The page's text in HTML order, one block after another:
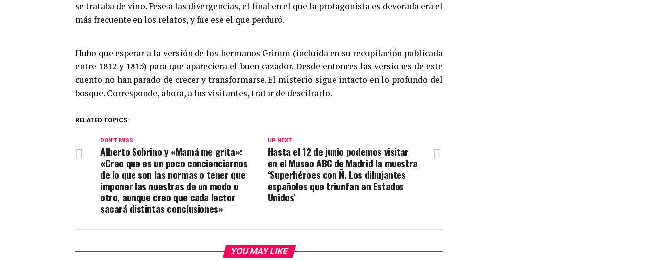
se trataba de vino. Pese a las divergencias, el final en el que la protagonista es devorada era el
más frecuente en los relatos, y fue ese el que perduró.
Hubo que esperar a la versión de los hermanos Grimm (incluida en su recopilación publicada
entre 1812 y 1815) para que apareciera el buen cazador. Desde entonces las versiones de este
cuento no han parado de crecer y transformarse. El misterio sigue intacto en lo profundo del
bosque. Corresponde, ahora, a los visitantes, tratar de descifrarlo.
RELATED TOPICS:
UP NEXT
Hasta el 12 de junio podemos visitar
en el Museo ABC de Madrid la muestra
‘Superhéroes con Ñ. Los dibujantes
españoles que triunfan en Estados
Unidos’
DON'T MISS
Alberto Sobrino y «Mamá me grita»:
«Creo que es un poco concienciarnos
de lo que son las normas o tener que
imponer las nuestras de un modo u
otro, aunque creo que cada lector
sacará distintas conclusiones»
YOU MAY LIKE